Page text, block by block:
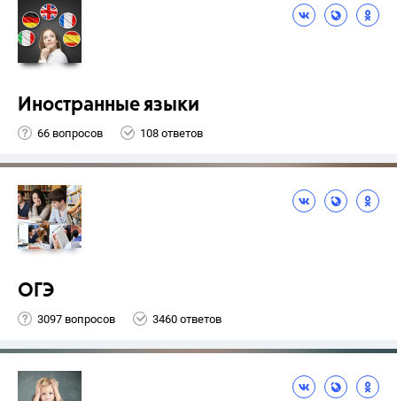
Иностранные языки
66 вопросов 108 ответов
ОГЭ
3097 вопросов 3460 ответов